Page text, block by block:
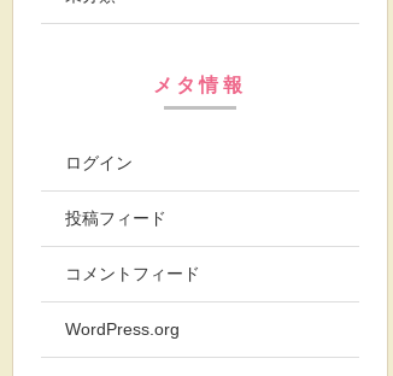
メタ情報
ログイン
投稿フィード
コメントフィード
WordPress.org